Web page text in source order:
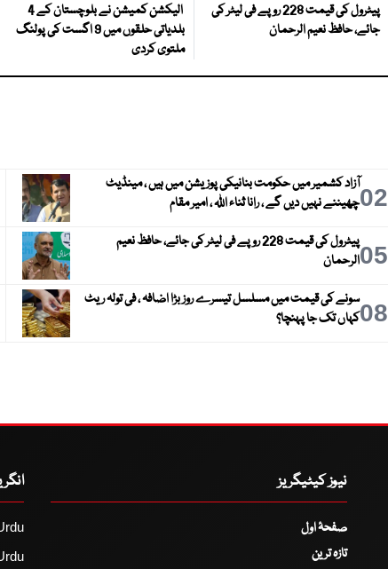
پیٹرول کی قیمت 228 روپے فی لیٹر کی
جائے، حافظ نعیم الرحمان
الیکشن کمیشن نے بلوچستان کے 4
بلدیاتی حلقوں میں 9 اگست کی پولنگ
ملتوی کردی
02آزاد کشمیر میں حکومت بنانیکی پوزیشن میں ہیں ، مینڈیٹ
چھیننے نہیں دیں گے ، رانا ثناء اللہ ، امیر مقام
05
پیٹرول کی قیمت 228 روپے فی لیٹر کی جائے، حافظ نعیم
الرحمان
08سونے کی قیمت میں مسلسل تیسرے روز بڑا اضافہ ، فی تولہ ریٹ
کہاں تک جا پہنچا؟
نیوز کیٹیگریز
صفحۂ اول
تازہ ترین